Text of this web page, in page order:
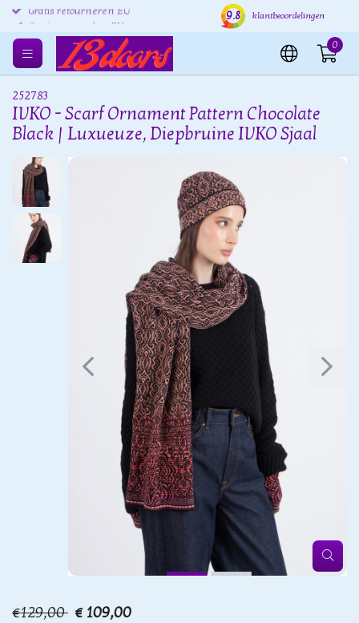
Gratis retourneren EU Verzending binnen 24 uur
9.8 klantbeoordelingen
0
252783
IVKO - Scarf Ornament Pattern Chocolate
Black | Luxueuze, Diepbruine IVKO Sjaal
€129,00 € 109,00